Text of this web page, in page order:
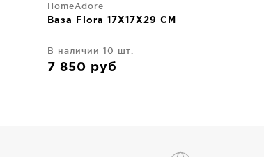
HomeAdore
Ваза Flora 17X17X29 CM
В наличии 10 шт.
7 850 руб